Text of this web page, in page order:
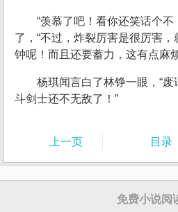
“羡慕了吧！看你还笑话个不
了，“不过，炸裂厉害是很厉害
钟呢！而且还要蓄力，这有点麻
杨琪闻言白了林铮一眼，“废
斗剑士还不无敌了！”
上一页 目录
免费小说阅